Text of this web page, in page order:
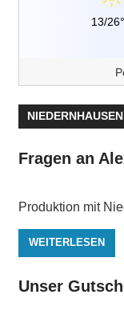
13/
Fragen an
Produktion mit
WEITERLESEN
Unser